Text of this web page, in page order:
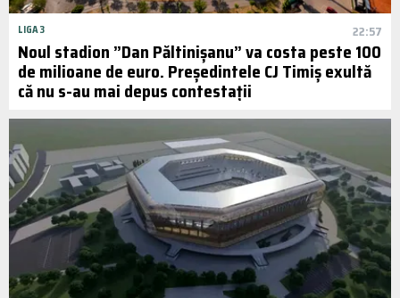
LIGA 3 22:57
Noul stadion ”Dan Păltinișanu” va costa peste 100
de milioane de euro. Președintele CJ Timiș exultă
că nu s-au mai depus contestații